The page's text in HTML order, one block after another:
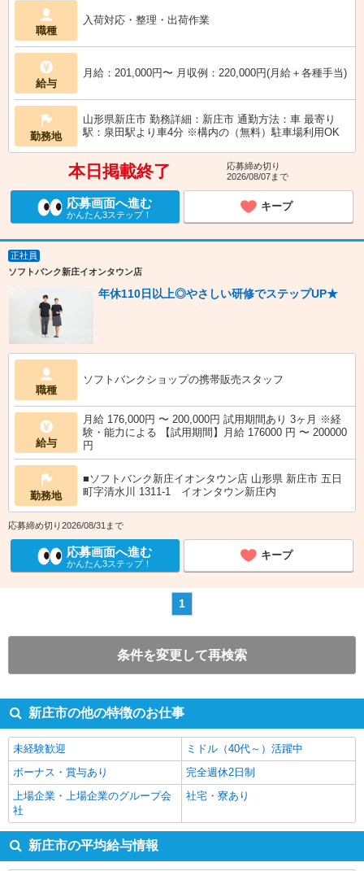
職種
入荷対応・整理・出荷作業
給与
月給：201,000円〜 月収例：220,000円(月給＋各種手当)
勤務地
山形県新庄市 勤務詳細：新庄市 通勤方法：車 最寄り
駅：泉田駅より車4分 ※構内の（無料）駐車場利用OK
本日掲載終了
応募締め切り
2026/08/07まで
応募画面へ進む
かんたん3ステップ！
キープ
正社員
ソフトバンク新庄イオンタウン店
年休110日以上◎やさしい研修でステップUP★
職種
ソフトバンクショップの携帯販売スタッフ
給与
月給 176,000円 〜 200,000円 試用期間あり 3ヶ月 ※経
験・能力による 【試用期間】月給 176000 円 〜 200000
円
勤務地
■ソフトバンク新庄イオンタウン店 山形県 新庄市 五日
町字清水川 1311‐1 イオンタウン新庄内
応募締め切り2026/08/31まで
応募画面へ進む
かんたん3ステップ！
キープ
1
条件を変更して再検索
新庄市の他の特徴のお仕事
未経験歓迎
ミドル（40代～）活躍中
ボーナス・賞与あり
完全週休2日制
上場企業・上場企業のグループ会
社
社宅・寮あり
新庄市の平均給与情報